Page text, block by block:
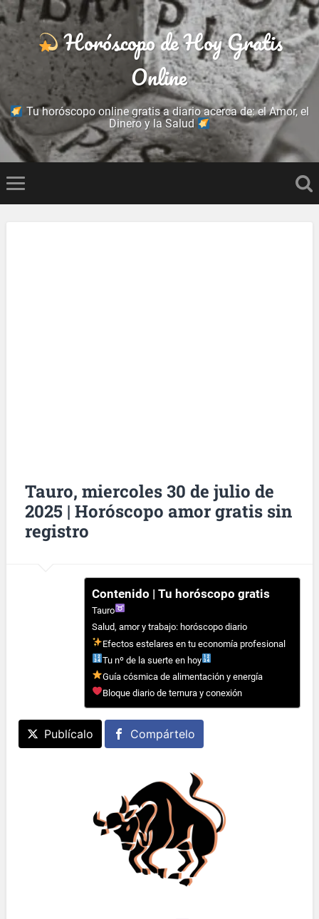
Horóscopo de Hoy Gratis
Online
Tu horóscopo online gratis a diario acerca de: el Amor, el
Dinero y la Salud
Tauro, miercoles 30 de julio de
2025 | Horóscopo amor gratis sin
registro
Contenido | Tu horóscopo gratis
Tauro
Salud, amor y trabajo: horóscopo diario
Efectos estelares en tu economía profesional
Tu nº de la suerte en hoy
Guía cósmica de alimentación y energía
Bloque diario de ternura y conexión
Publícalo Compártelo